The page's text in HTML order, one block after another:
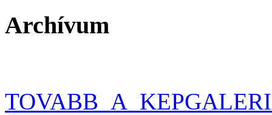
Archívum